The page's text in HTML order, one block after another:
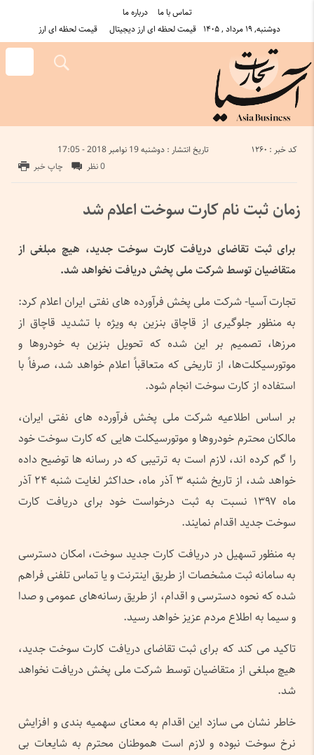
درباره ما
تماس با ما
دوشنبه, ۱۹ مرداد , ۱۴۰۵
قیمت لحظه ای ارز دیجیتال قیمت لحظه ای ارز
تاریخ انتشار : دوشنبه 19 نوامبر 2018 - 17:05 کد خبر : 1260
چاپ خبر 0 نظر
زمان ثبت نام کارت سوخت اعلام شد
برای ثبت تقاضای دریافت کارت سوخت جدید، هیچ مبلغی از
متقاضیان توسط شرکت ملی پخش دریافت نخواهد شد.
تجارت آسیا- شرکت ملی پخش فرآورده های نفتی ایران اعلام کرد:
به منظور جلوگیری از قاچاق بنزین به ویژه با تشدید قاچاق از
مرزها، تصمیم بر این شده که تحویل بنزین به خودروها و
موتورسیکلت‌ها، از تاریخی که متعاقباً اعلام خواهد شد، صرفاً با
استفاده از کارت سوخت انجام شود.
بر اساس اطلاعیه شرکت ملی پخش فرآورده های نفتی ایران،
مالکان محترم خودروها و موتورسیکلت هایی که کارت سوخت خود
را گم کرده اند، لازم است به ترتیبی که در رسانه ها توضیح داده
خواهد شد، از تاریخ شنبه ۳ آذر ماه، حداکثر لغایت شنبه ۲۴ آذر
ماه ۱۳۹۷ نسبت به ثبت درخواست خود برای دریافت کارت
سوخت جدید اقدام نمایند.
به منظور تسهیل در دریافت کارت جدید سوخت، امکان دسترسی
به سامانه ثبت مشخصات از طریق اینترنت و یا تماس تلفنی فراهم
شده که نحوه دسترسی و اقدام، از طریق رسانه‌های عمومی و صدا
و سیما به اطلاع مردم عزیز خواهد رسید.
تاکید می کند که برای ثبت تقاضای دریافت کارت سوخت جدید،
هیچ مبلغی از متقاضیان توسط شرکت ملی پخش دریافت نخواهد
شد.
خاطر نشان می سازد این اقدام به معنای سهمیه بندی و افزایش
نرخ سوخت نبوده و لازم است هموطنان محترم به شایعات بی